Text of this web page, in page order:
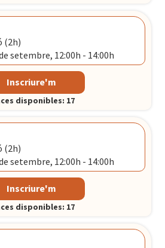
Pons i Clerch, 2, 1r BARCELONA
(2h)
setembre, 12:00h - 14:00h
presencial
setembre, 12:00h - 14:00h
Pons i Clerch, 2, 1r BARCELONA
disponibles: 17
Inscriure'm
(2h)
setembre, 12:00h - 14:00h
presencial
setembre, 12:00h - 14:00h
Pons i Clerch, 2, 1r BARCELONA
disponibles: 17
Inscriure'm